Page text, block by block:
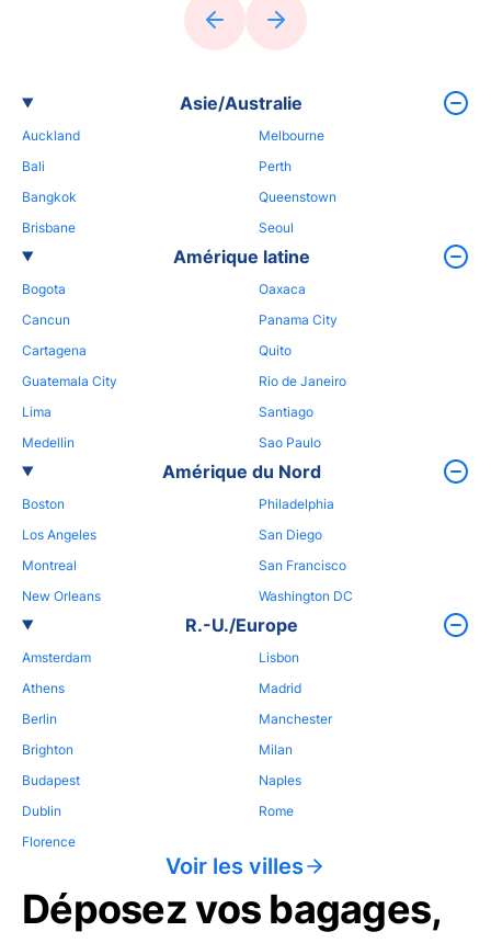
Asie/Australie
Auckland
Bali
Bangkok
Brisbane
Melbourne
Perth
Queenstown
Seoul
Amérique latine
Bogota
Cancun
Cartagena
Guatemala City
Lima
Medellin
Oaxaca
Panama City
Quito
Rio de Janeiro
Santiago
Sao Paulo
Amérique du Nord
Boston
Los Angeles
Montreal
New Orleans
Philadelphia
San Diego
San Francisco
Washington DC
R.-U./Europe
Amsterdam
Athens
Berlin
Brighton
Budapest
Dublin
Florence
Lisbon
Madrid
Manchester
Milan
Naples
Rome
Voir les villes
Déposez vos bagages,